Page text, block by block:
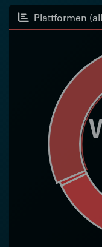
Plattformen